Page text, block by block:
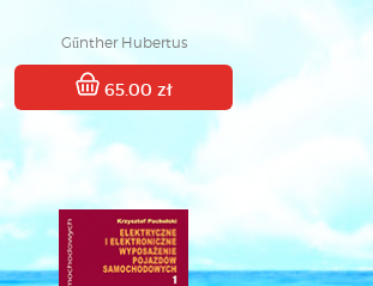
Gűnther Hubertus
65.00 zł